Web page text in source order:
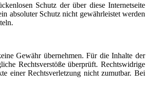
Schutz der über diese Internetseite
absoluter Schutz nicht gewährleistet werden
Gewähr übernehmen. Für die Inhalte der
Rechtsverstöße überprüft. Rechtswidrige
einer Rechtsverletzung nicht zumutbar. Bei